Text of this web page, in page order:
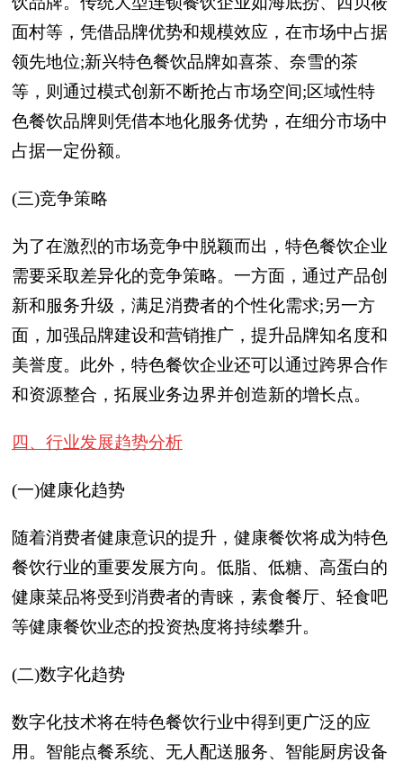
面村等，凭借品牌优势和规模效应，在市场中占据
领先地位;新兴特色餐饮品牌如喜茶、奈雪的茶
等，则通过模式创新不断抢占市场空间;区域性特
色餐饮品牌则凭借本地化服务优势，在细分市场中
占据一定份额。
(三)竞争策略
为了在激烈的市场竞争中脱颖而出，特色餐饮企业
需要采取差异化的竞争策略。一方面，通过产品创
新和服务升级，满足消费者的个性化需求;另一方
面，加强品牌建设和营销推广，提升品牌知名度和
美誉度。此外，特色餐饮企业还可以通过跨界合作
和资源整合，拓展业务边界并创造新的增长点。
四、行业发展趋势分析
(一)健康化趋势
随着消费者健康意识的提升，健康餐饮将成为特色
餐饮行业的重要发展方向。低脂、低糖、高蛋白的
健康菜品将受到消费者的青睐，素食餐厅、轻食吧
等健康餐饮业态的投资热度将持续攀升。
(二)数字化趋势
数字化技术将在特色餐饮行业中得到更广泛的应
用。智能点餐系统、无人配送服务、智能厨房设备